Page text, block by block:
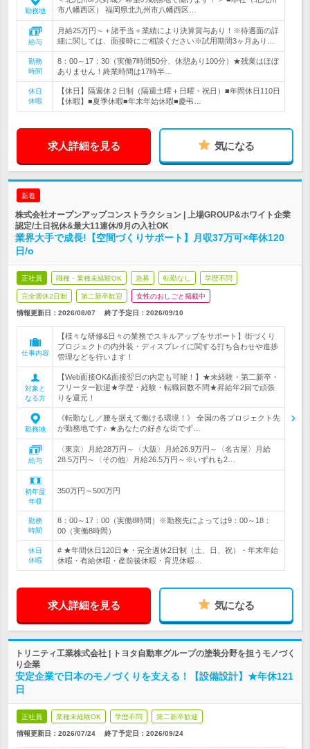
勤務地
市八幡西区） 福岡県北九州市八幡西区…
給与
月給25万円～＋諸手当＋業績により決算賞与あり！※待遇面の詳
細に関しては、面接時にご相談ください※試用期間3ヶ月あり…
勤務
時間
8：00～17：30（実働7時間50分、休憩あり100分）★残業はほぼ
ありません！終業時間は17時半…
休日
休暇
【休日】隔週休２日制（隔週土曜＋日曜・祝日）■年間休日110日
【休暇】■夏季休暇■年末年始休暇■慶弔…
求人詳細を見る 気になる
新着
株式会社オープンアップコンストラクション | 上場GROUP&ホワイト企業
認定/土日祝休&最大11連休/9月の入社OK
業界大手で成長!【空間づくりサポート】月収37万可×年休120
日/o
正社員 職種・業種未経験OK 急募 転勤なし 学歴不問
完全週休2日制 第二新卒歓迎 女性のおしごと掲載中
情報更新日：2026/08/07 終了予定日： 2026/09/10
仕事内容
【様々な研修&日々の業務でスキルアップをサポート】街づくり
プロジェクトの内外装・ディスプレイに関する打ち合わせや進捗
管理などを行います！
対象と
なる方
【Web面接OK&面接翌日の内定も可能！】★未経験・第二新卒・
フリーター歓迎★学歴・経験・転職回数不問★昇給年2回で頑張
りを還元！
勤務地
《転勤なし／腰を据えて働ける環境！》 全国の各プロジェクト先
が勤務地です♪ ★あなたの好きな街でず…
給与
〈東京〉月給28万円～〈大阪〉月給26.9万円～〈名古屋〉月給
28.5万円～〈その他〉月給26.5万円～※いずれも2…
初年度
年収
350万円～500万円
勤務
時間
8：00～17：00（実働8時間）※勤務先によっては9：00～18：
00（実働8時間）
休日
休暇
# ★年間休日120日★・完全週休2日制（土、日、祝）・年末年始
休暇・有給休暇・産前後休暇・育児休暇…
求人詳細を見る 気になる
トリニティ工業株式会社 | トヨタ自動車グループの塗装分野を担うモノづく
り企業
安定企業で日本のモノづくりを支える！【設備設計】★年休121
日
正社員 業種未経験OK 学歴不問 第二新卒歓迎
情報更新日：2026/07/24 終了予定日： 2026/09/24